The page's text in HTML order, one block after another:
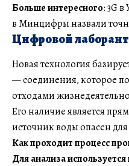
Больше интересного: 3G
в Минцифры назвали
Цифровой
Новая технология
— соединения, которое
отходами
Его наличие является
источник воды опасен
Как проходит процесс
Для анализа